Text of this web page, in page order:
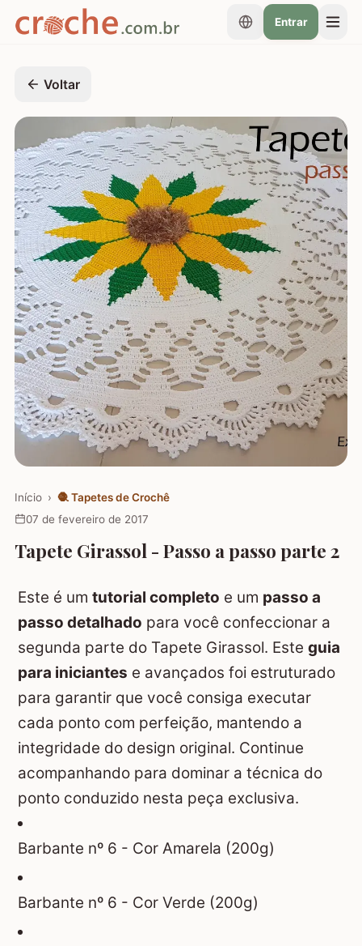
Entrar
Voltar
Início › 🧶 Tapetes de Crochê
07 de fevereiro de 2017
Tapete Girassol - Passo a passo parte 2
Este é um tutorial completo e um passo a
passo detalhado para você confeccionar a
segunda parte do Tapete Girassol. Este guia
para iniciantes e avançados foi estruturado
para garantir que você consiga executar
cada ponto com perfeição, mantendo a
integridade do design original. Continue
acompanhando para dominar a técnica do
ponto conduzido nesta peça exclusiva.
Barbante nº 6 - Cor Amarela (200g)
Barbante nº 6 - Cor Verde (200g)